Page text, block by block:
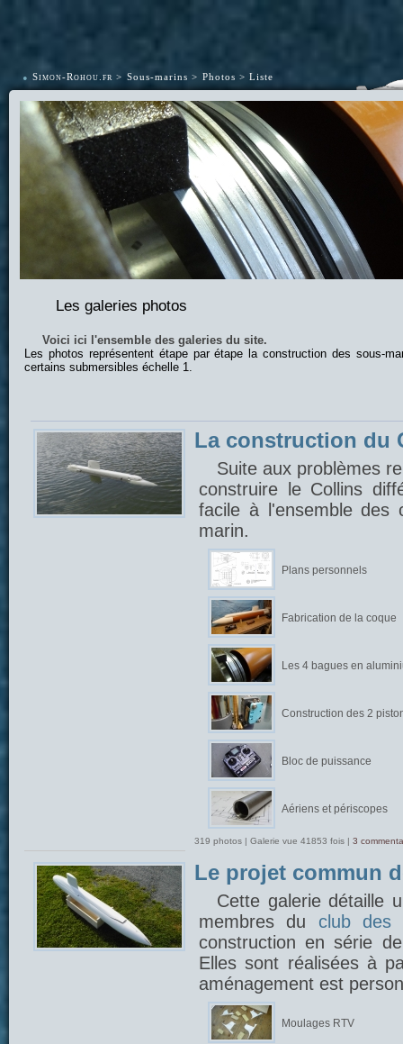
• Simon-Rohou.fr Sous-marins Photos Liste
Les galeries photos
Voici ici l'ensemble des galeries du site.
Les photos représentent étape par étape la construction des sous-
certains submersibles échelle 1.
La construction du
Suite aux problèmes
construire le Collins
facile à l'ensemble des
marin.
Plans personnels
Fabrication de la coque
Les 4 bagues en
Construction des 2
Bloc de puissance
Aériens et périscopes
319 photos | Galerie vue 41853 fois | 3
Le projet commun
Cette galerie détaille
membres du club des
construction en série
Elles sont réalisées à
aménagement est
Moulages RTV